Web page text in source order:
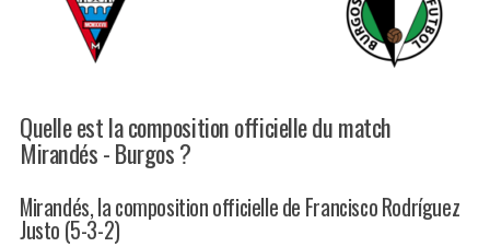
Quelle est la composition officielle du match
Mirandés - Burgos ?
Mirandés, la composition officielle de Francisco Rodríguez
Justo (5-3-2)